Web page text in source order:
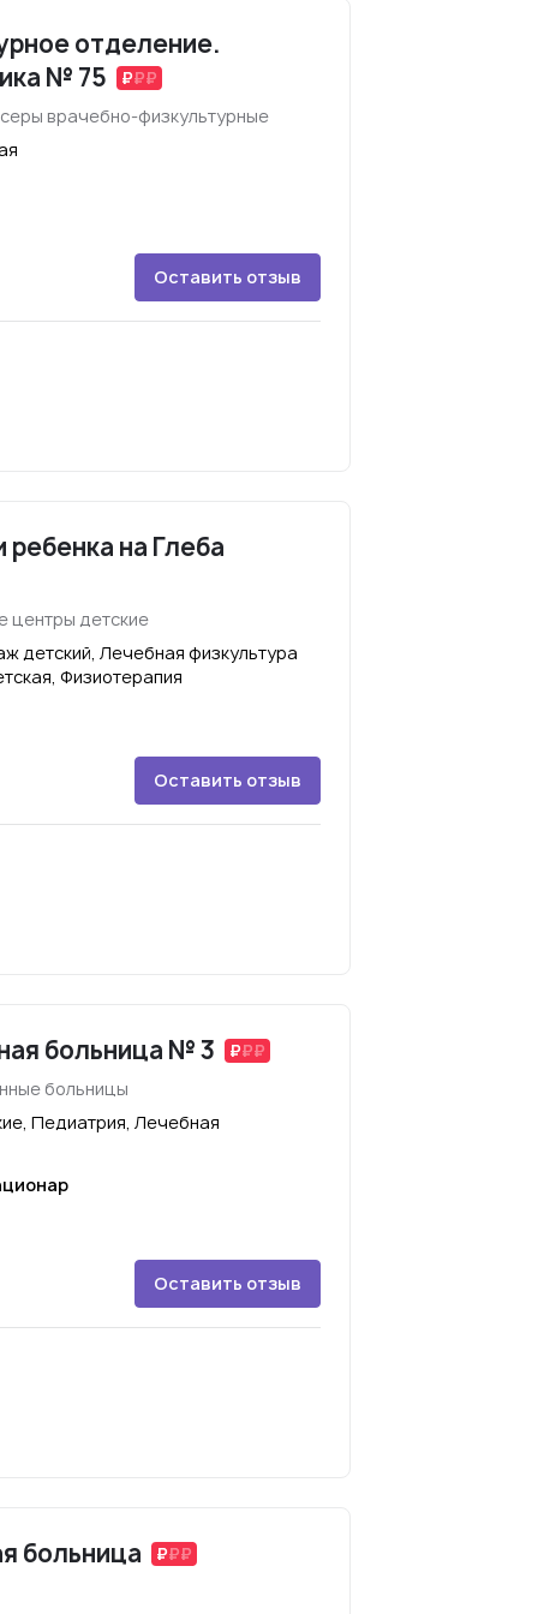
отделение.
№ 75
врачебно-физкультурные
Оставить отзыв
на Глеба
центры детские
детский, Лечебная физкультура
Физиотерапия
Оставить отзыв
больница № 3
больницы
Педиатрия, Лечебная
Оставить отзыв
больница